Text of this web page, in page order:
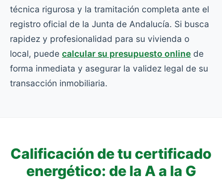
técnica rigurosa y la tramitación completa ante el
registro oficial de la Junta de Andalucía. Si busca
rapidez y profesionalidad para su vivienda o
local, puede calcular su presupuesto online de
forma inmediata y asegurar la validez legal de su
transacción inmobiliaria.
Calificación de tu certificado
energético: de la A a la G